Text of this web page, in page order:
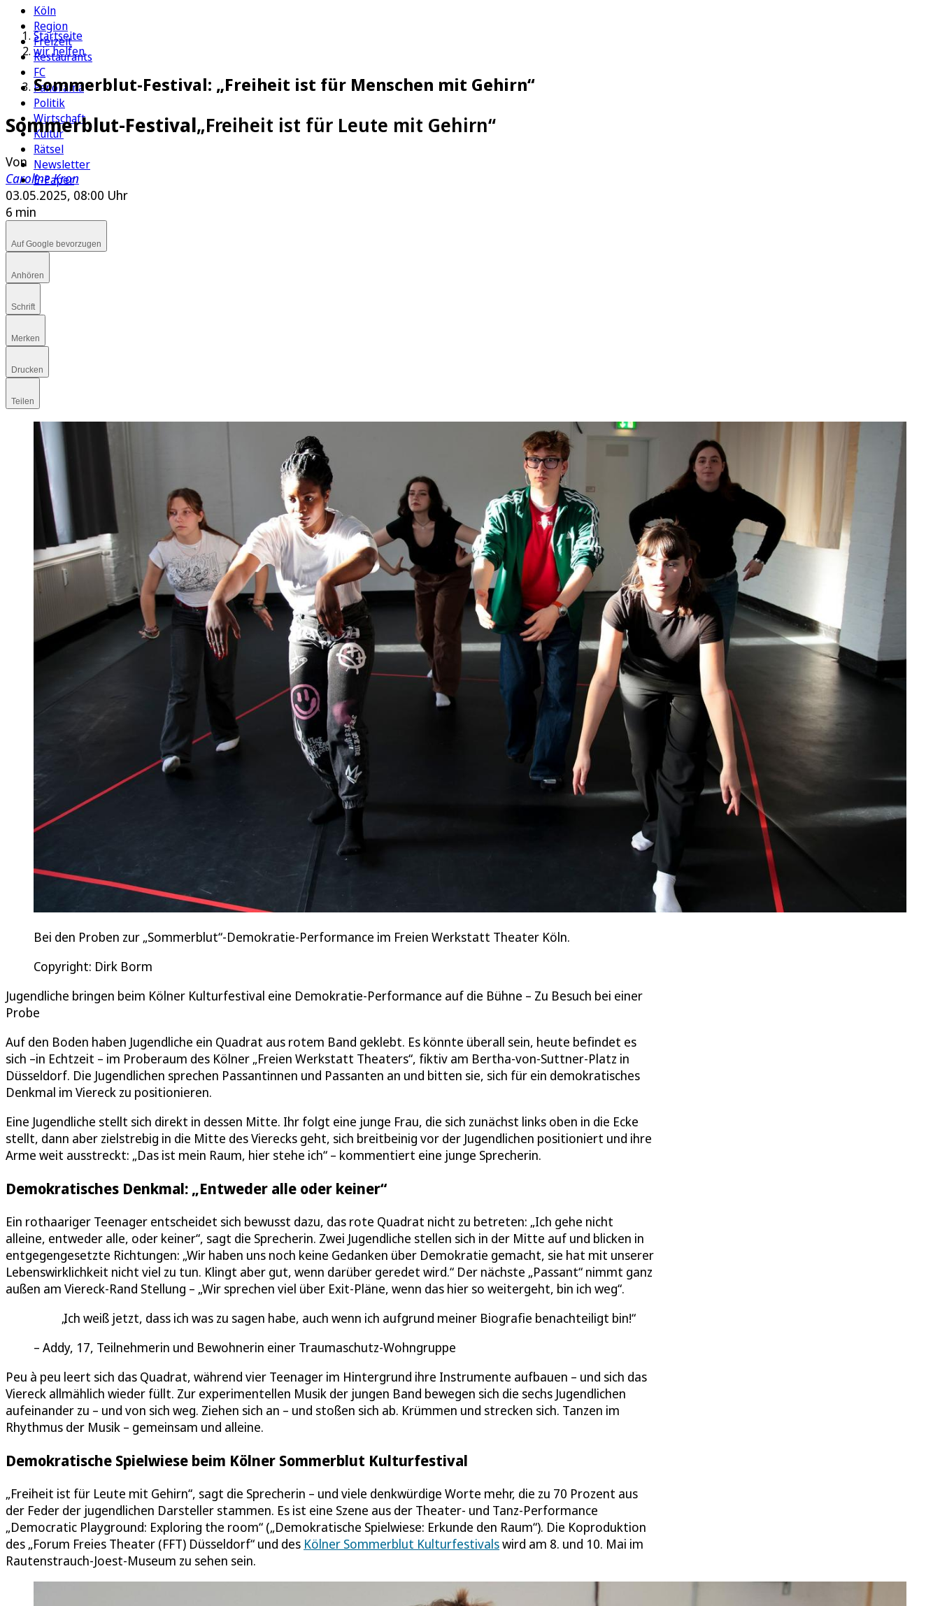
Köln
Region
Freizeit
Restaurants
FC
Panorama
Politik
Wirtschaft
Kultur
Rätsel
Newsletter
E-Paper
Startseite
wir helfen
Sommerblut-Festival: „Freiheit ist für Menschen mit Gehirn“
Sommerblut-Festival„Freiheit ist für Leute mit Gehirn“
Von
Caroline Kron
03.05.2025, 08:00 Uhr
6 min
Auf Google bevorzugen
Anhören
Schrift
Merken
Drucken
Teilen
Bei den Proben zur „Sommerblut“-Demokratie-Performance im Freien Werkstatt Theater Köln.
Copyright: Dirk Borm
Jugendliche bringen beim Kölner Kulturfestival eine Demokratie-Performance auf die Bühne – Zu Besuch bei einer
Probe
Auf den Boden haben Jugendliche ein Quadrat aus rotem Band geklebt. Es könnte überall sein, heute befindet es
sich –in Echtzeit – im Proberaum des Kölner „Freien Werkstatt Theaters“, fiktiv am Bertha-von-Suttner-Platz in
Düsseldorf. Die Jugendlichen sprechen Passantinnen und Passanten an und bitten sie, sich für ein demokratisches
Denkmal im Viereck zu positionieren.
Eine Jugendliche stellt sich direkt in dessen Mitte. Ihr folgt eine junge Frau, die sich zunächst links oben in die Ecke
stellt, dann aber zielstrebig in die Mitte des Vierecks geht, sich breitbeinig vor der Jugendlichen positioniert und ihre
Arme weit ausstreckt: „Das ist mein Raum, hier stehe ich“ – kommentiert eine junge Sprecherin.
Demokratisches Denkmal: „Entweder alle oder keiner“
Ein rothaariger Teenager entscheidet sich bewusst dazu, das rote Quadrat nicht zu betreten: „Ich gehe nicht
alleine, entweder alle, oder keiner“, sagt die Sprecherin. Zwei Jugendliche stellen sich in der Mitte auf und blicken in
entgegengesetzte Richtungen: „Wir haben uns noch keine Gedanken über Demokratie gemacht, sie hat mit unserer
Lebenswirklichkeit nicht viel zu tun. Klingt aber gut, wenn darüber geredet wird.“ Der nächste „Passant“ nimmt ganz
außen am Viereck-Rand Stellung – „Wir sprechen viel über Exit-Pläne, wenn das hier so weitergeht, bin ich weg“.
Ich weiß jetzt, dass ich was zu sagen habe, auch wenn ich aufgrund meiner Biografie benachteiligt bin!
Addy, 17, Teilnehmerin und Bewohnerin einer Traumaschutz-Wohngruppe
Peu à peu leert sich das Quadrat, während vier Teenager im Hintergrund ihre Instrumente aufbauen – und sich das
Viereck allmählich wieder füllt. Zur experimentellen Musik der jungen Band bewegen sich die sechs Jugendlichen
aufeinander zu – und von sich weg. Ziehen sich an – und stoßen sich ab. Krümmen und strecken sich. Tanzen im
Rhythmus der Musik – gemeinsam und alleine.
Demokratische Spielwiese beim Kölner Sommerblut Kulturfestival
„Freiheit ist für Leute mit Gehirn“, sagt die Sprecherin – und viele denkwürdige Worte mehr, die zu 70 Prozent aus
der Feder der jugendlichen Darsteller stammen. Es ist eine Szene aus der Theater- und Tanz-Performance
„Democratic Playground: Exploring the room“ („Demokratische Spielwiese: Erkunde den Raum“). Die Koproduktion
des „Forum Freies Theater (FFT) Düsseldorf“ und des Kölner Sommerblut Kulturfestivalswird am 8. und 10. Mai im
Rautenstrauch-Joest-Museum zu sehen sein.